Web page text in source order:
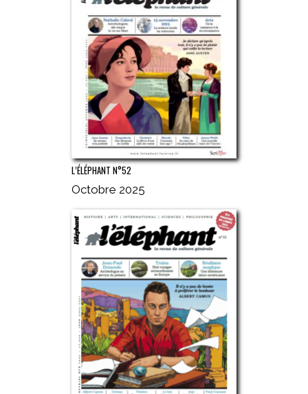
L’ÉLÉPHANT N°52
Octobre 2025